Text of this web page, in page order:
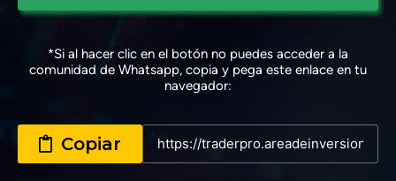
*Si al hacer clic en el botón no puedes acceder a la
comunidad de Whatsapp, copia y pega este enlace en tu
navegador:
Copiar